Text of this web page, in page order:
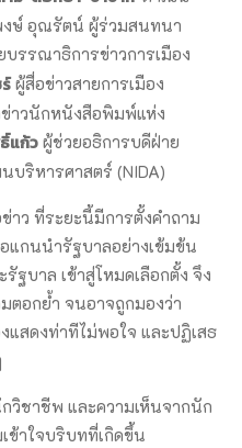
ษ์ อุณรัตน์ ผู้ร่วมสนทนา
บรรณาธิการข่าวการเมือง
ผู้สื่อข่าวสายการเมือง
าวนักหนังสือพิมพ์แห่ง
แก้ว ผู้ช่วยอธิการบดีฝ่าย
ริหารศาสตร์ (NIDA)
ว ที่ระยะนี้มีการตั้งคำถาม
แกนนำรัฐบาลอย่างเข้มข้น
ฐบาล เข้าสู่โหมดเลือกตั้ง จึง
ตอกย้ำ จนอาจถูกมองว่า
แสดงท่าทีไม่พอใจ และปฏิเสธ
ชาชีพ และความเห็นจากนัก
ข้าใจบริบทที่เกิดขึ้น